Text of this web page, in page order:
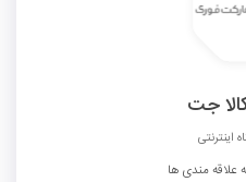
جت
اینترنتی
علاقه مندی ها